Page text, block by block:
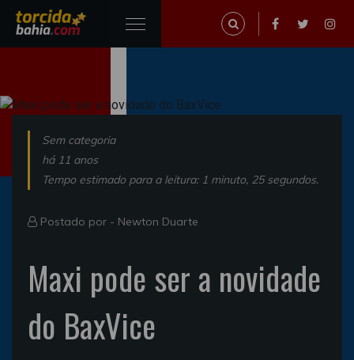
Sem categoria
há 11 anos
Tempo estimado para a leitura: 1 minuto, 25 segundos.
Postado por - Newton Duarte
Maxi pode ser a novidade
do BaxVice